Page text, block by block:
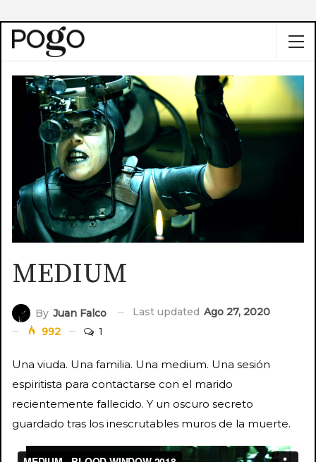
MEDIUM
By Juan Falco Last updated Ago 27, 2020
992
1
Una viuda. Una familia. Una medium. Una sesión
espiritista para contactarse con el marido
recientemente fallecido. Y un oscuro secreto
guardado tras los inescrutables muros de la muerte.